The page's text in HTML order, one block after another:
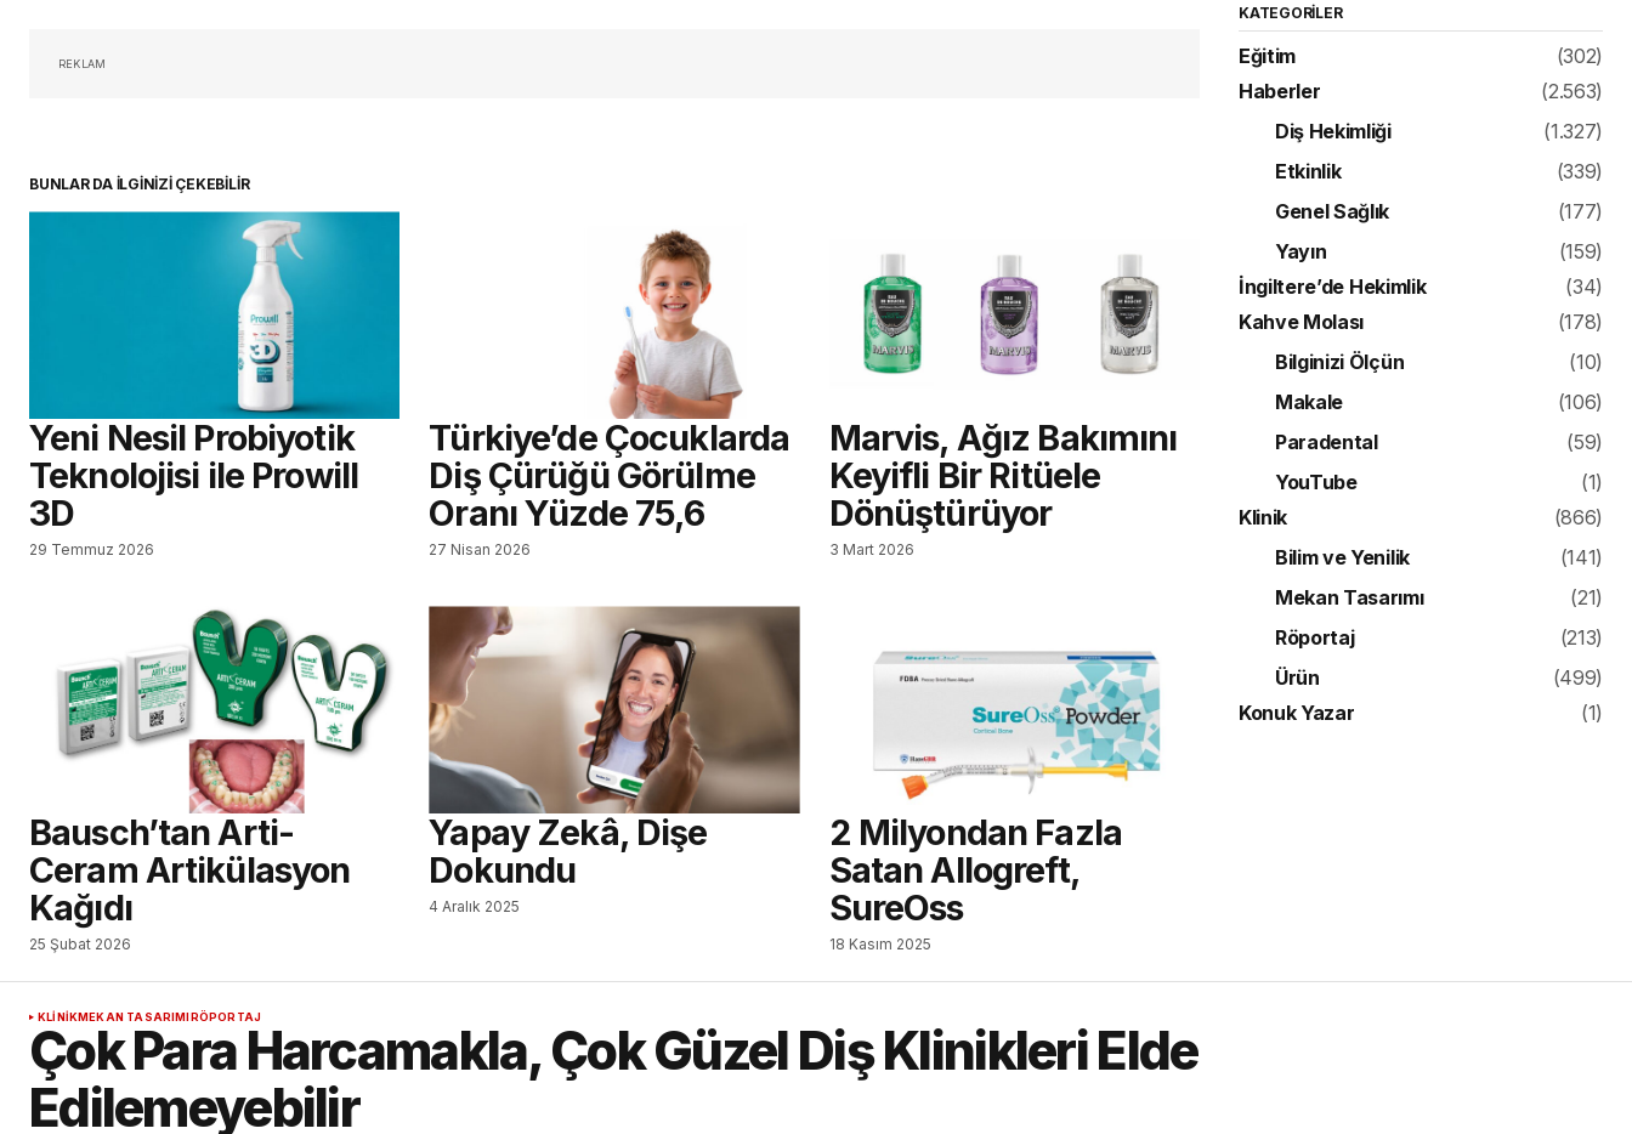
REKLAM
BUNLAR DA İLGİNİZİ ÇEKEBİLİR
Yeni Nesil Probiyotik
Teknolojisi ile Prowill
3D
29 Temmuz 2026
Türkiye’de Çocuklarda
Diş Çürüğü Görülme
Oranı Yüzde 75,6
27 Nisan 2026
Marvis, Ağız Bakımını
Keyifli Bir Ritüele
Dönüştürüyor
3 Mart 2026
Bausch’tan Arti-
Ceram Artikülasyon
Kağıdı
25 Şubat 2026
Yapay Zekâ, Dişe
Dokundu
4 Aralık 2025
2 Milyondan Fazla
Satan Allogreft,
SureOss
18 Kasım 2025
KATEGORILER
Eğitim
(302)
Haberler
(2.563)
Diş Hekimliği
(1.327)
Etkinlik
(339)
Genel Sağlık
(177)
Yayın
(159)
İngiltere’de Hekimlik
(34)
Kahve Molası
(178)
Bilginizi Ölçün
(10)
Makale
(106)
Paradental
(59)
YouTube
(1)
Klinik
(866)
Bilim ve Yenilik
(141)
Mekan Tasarımı
(21)
Röportaj
(213)
Ürün
(499)
Konuk Yazar
(1)
KLINIKMEKAN TASARIMI RÖPORTAJ
Çok Para Harcamakla, Çok Güzel Diş Klinikleri Elde
Edilemeyebilir